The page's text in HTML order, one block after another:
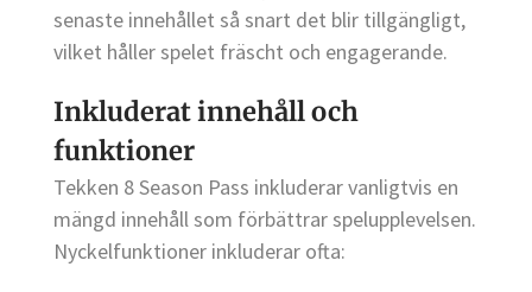
senaste innehållet så snart det blir tillgängligt,
vilket håller spelet fräscht och engagerande.
Inkluderat innehåll och
funktioner
Tekken 8 Season Pass inkluderar vanligtvis en
mängd innehåll som förbättrar spelupplevelsen.
Nyckelfunktioner inkluderar ofta: